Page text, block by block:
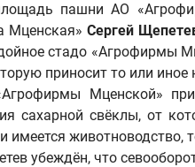
пашни АО
Мценская» Сергей
стадо «Агрофирмы
приносит то или
Мценской»
сахарной свёклы, от
имеется животноводство,
убеждён, что